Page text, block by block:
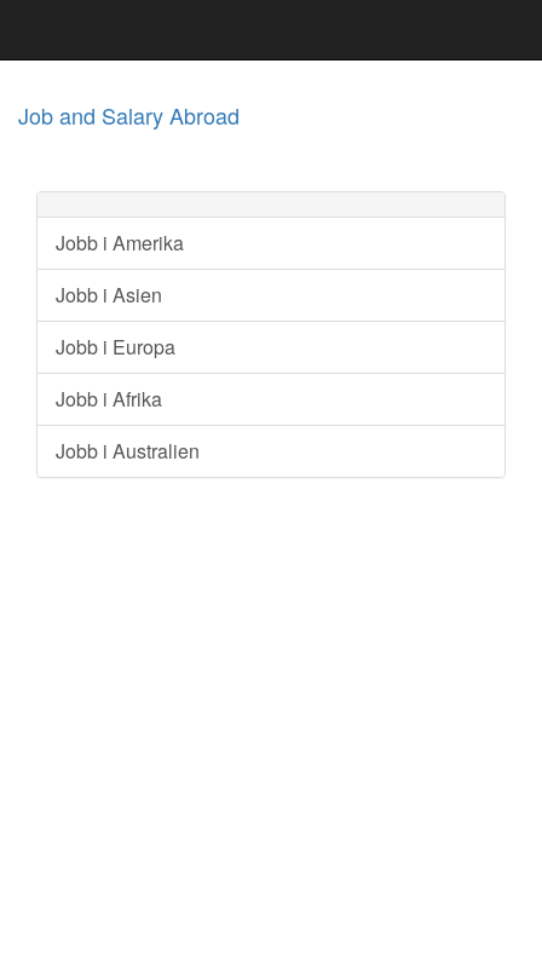
Job and Salary Abroad
Jobb i Amerika
Jobb i Asien
Jobb i Europa
Jobb i Afrika
Jobb i Australien